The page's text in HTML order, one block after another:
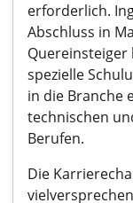
erforderlich.
Abschluss in
Quereinsteiger
spezielle
in die Branche
technischen
Berufen.
Die